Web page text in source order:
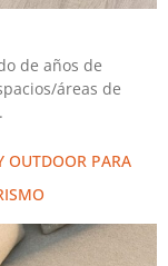
de años de
áreas de
OUTDOOR PARA